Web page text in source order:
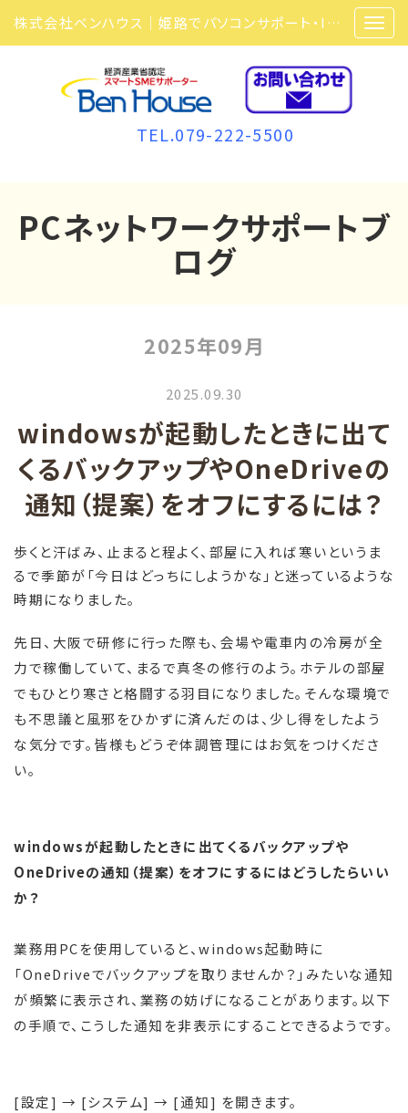
株式会社ベンハウス｜姫路でパソコンサポート・ITサポート・ITセキュリティ・複合機・ビジネスフォンなら弊社にお任せ
TEL.079-222-5500
PCネットワークサポートブ
ログ
2025年09月
2025.09.30
windowsが起動したときに出て
くるバックアップやOneDriveの
通知（提案）をオフにするには？
歩くと汗ばみ、止まると程よく、部屋に入れば寒いというま
るで季節が「今日はどっちにしようかな」と迷っているような
時期になりました。
先日、大阪で研修に行った際も、会場や電車内の冷房が全
力で稼働していて、まるで真冬の修行のよう。ホテルの部屋
でもひとり寒さと格闘する羽目になりました。そんな環境で
も不思議と風邪をひかずに済んだのは、少し得をしたよう
な気分です。皆様もどうぞ体調管理にはお気をつけくださ
い。
windowsが起動したときに出てくるバックアップや
OneDriveの通知（提案）をオフにするにはどうしたらいい
か？
業務用PCを使用していると、windows起動時に
「OneDriveでバックアップを取りませんか？」みたいな通知
が頻繁に表示され、業務の妨げになることがあります。以下
の手順で、こうした通知を非表示にすることできるようです。
[設定] → [システム] → [通知] を開きます。